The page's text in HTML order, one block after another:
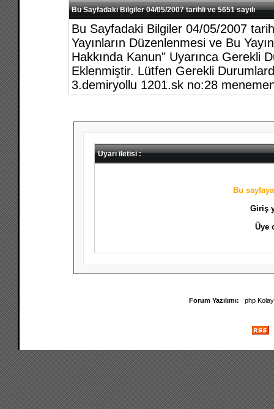
Bu Sayfadaki Bilgiler 04/05/2007 tarihli ve 5651 sayılı
Bu Sayfadaki Bilgiler 04/05/2007
Yayınların Düzenlenmesi ve Bu
Hakkında Kanun" Uyarınca Gerekli
Eklenmiştir. Lütfen Gerekli
3.demiryollu 1201.sk no:28
Uyarı iletisi :
Bu
Giriş
Üye
Forum Yazılımı: php